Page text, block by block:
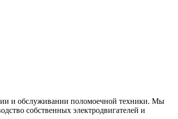
и обслуживании поломоечной техники. Мы
собственных электродвигателей и